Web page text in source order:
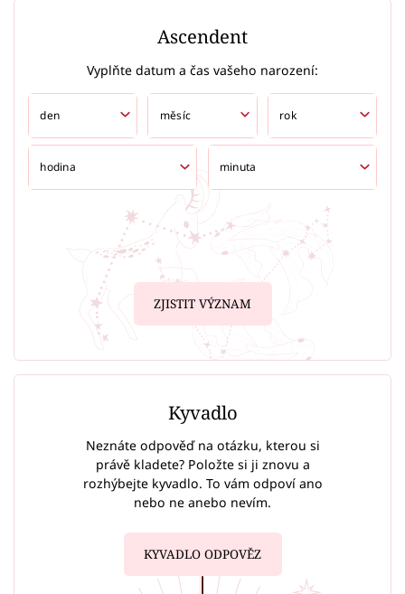
Ascendent
Vyplňte datum a čas vašeho narození:
ZJISTIT VÝZNAM
Kyvadlo
Neznáte odpověď na otázku, kterou si
právě kladete? Položte si ji znovu a
rozhýbejte kyvadlo. To vám odpoví ano
nebo ne anebo nevím.
KYVADLO ODPOVĚZ